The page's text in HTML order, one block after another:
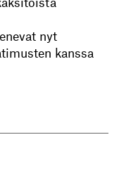
nyt
kanssa